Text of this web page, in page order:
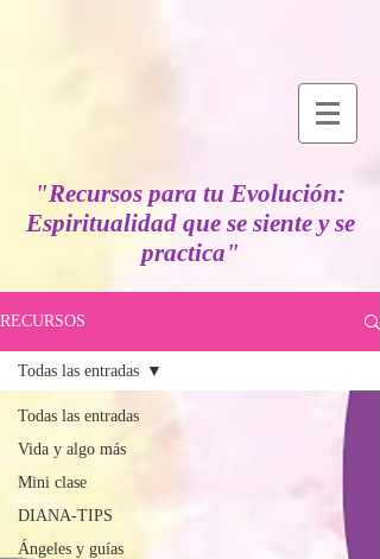
"Recursos para tu Evolución:
Espiritualidad que se siente y se
practica"
RECURSOS
Todas las entradas
Vida y algo más
Mini clase
DIANA-TIPS
Ángeles y guías
Todas las entradas